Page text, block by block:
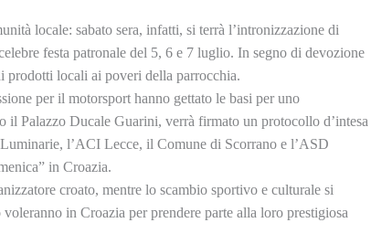
locale: sabato sera, infatti, si terrà l’intronizzazione di
festa patronale del 5, 6 e 7 luglio. In segno di devozione
prodotti locali ai poveri della parrocchia.
per il motorsport hanno gettato le basi per uno
il Palazzo Ducale Guarini, verrà firmato un protocollo d’intesa
l’ACI Lecce, il Comune di Scorrano e l’ASD
in Croazia.
croato, mentre lo scambio sportivo e culturale si
in Croazia per prendere parte alla loro prestigiosa